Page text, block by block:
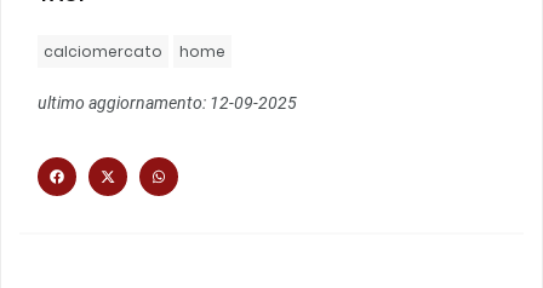
calciomercato home
ultimo aggiornamento: 12-09-2025